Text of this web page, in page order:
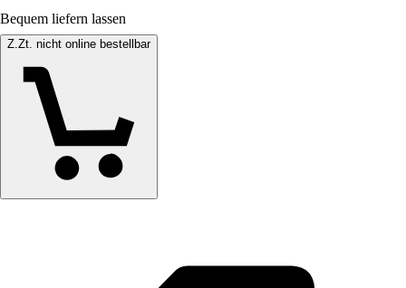
Bequem liefern lassen
Z.Zt. nicht online bestellbar